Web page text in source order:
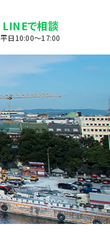
LINEで相談
平日10:00〜17:00